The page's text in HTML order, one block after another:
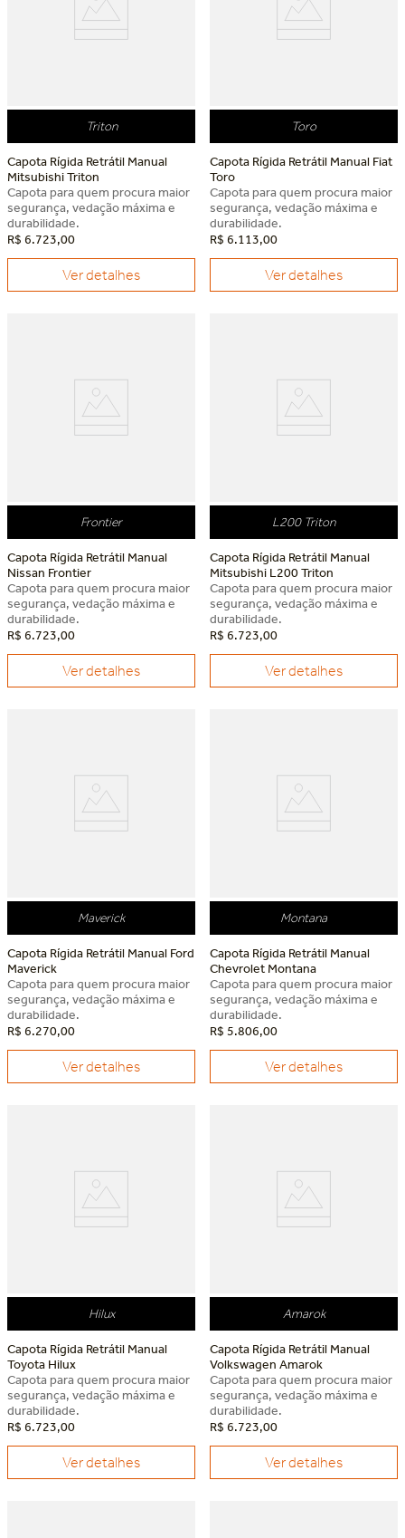
Triton
Capota Rígida Retrátil Manual
Mitsubishi Triton
Capota para quem procura maior
segurança, vedação máxima e
durabilidade.
R$ 6.723,00
Ver detalhes
Toro
Capota Rígida Retrátil Manual Fiat
Toro
Capota para quem procura maior
segurança, vedação máxima e
durabilidade.
R$ 6.113,00
Ver detalhes
Frontier
Capota Rígida Retrátil Manual
Nissan Frontier
Capota para quem procura maior
segurança, vedação máxima e
durabilidade.
R$ 6.723,00
Ver detalhes
L200 Triton
Capota Rígida Retrátil Manual
Mitsubishi L200 Triton
Capota para quem procura maior
segurança, vedação máxima e
durabilidade.
R$ 6.723,00
Ver detalhes
Maverick
Capota Rígida Retrátil Manual Ford
Maverick
Capota para quem procura maior
segurança, vedação máxima e
durabilidade.
R$ 6.270,00
Ver detalhes
Montana
Capota Rígida Retrátil Manual
Chevrolet Montana
Capota para quem procura maior
segurança, vedação máxima e
durabilidade.
R$ 5.806,00
Ver detalhes
Hilux
Capota Rígida Retrátil Manual
Toyota Hilux
Capota para quem procura maior
segurança, vedação máxima e
durabilidade.
R$ 6.723,00
Ver detalhes
Amarok
Capota Rígida Retrátil Manual
Volkswagen Amarok
Capota para quem procura maior
segurança, vedação máxima e
durabilidade.
R$ 6.723,00
Ver detalhes